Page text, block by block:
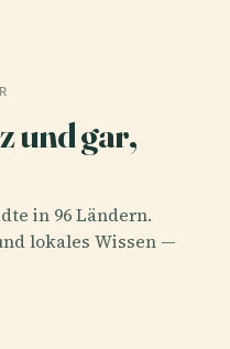
und gar,
in 96 Ländern.
lokales Wissen —